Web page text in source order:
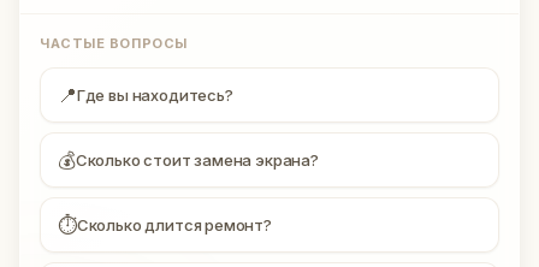
ЧАСТЫЕ ВОПРОСЫ
📍Где вы находитесь?
💰Сколько стоит замена экрана?
⏱Сколько длится ремонт?